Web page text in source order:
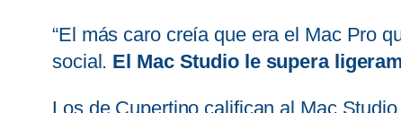
“El más caro creía que era el Mac Pro
social. El Mac Studio le supera
Los de Cupertino califican al Mac